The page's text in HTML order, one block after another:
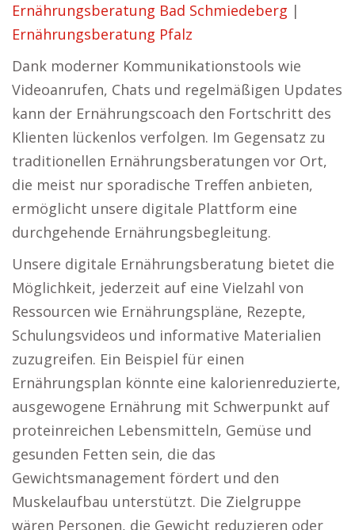
Ernährungsberatung Bad Schmiedeberg |
Ernährungsberatung Pfalz
Dank moderner Kommunikationstools wie
Videoanrufen, Chats und regelmäßigen Updates
kann der Ernährungscoach den Fortschritt des
Klienten lückenlos verfolgen. Im Gegensatz zu
traditionellen Ernährungsberatungen vor Ort,
die meist nur sporadische Treffen anbieten,
ermöglicht unsere digitale Plattform eine
durchgehende Ernährungsbegleitung.
Unsere digitale Ernährungsberatung bietet die
Möglichkeit, jederzeit auf eine Vielzahl von
Ressourcen wie Ernährungspläne, Rezepte,
Schulungsvideos und informative Materialien
zuzugreifen. Ein Beispiel für einen
Ernährungsplan könnte eine kalorienreduzierte,
ausgewogene Ernährung mit Schwerpunkt auf
proteinreichen Lebensmitteln, Gemüse und
gesunden Fetten sein, die das
Gewichtsmanagement fördert und den
Muskelaufbau unterstützt. Die Zielgruppe
wären Personen, die Gewicht reduzieren oder